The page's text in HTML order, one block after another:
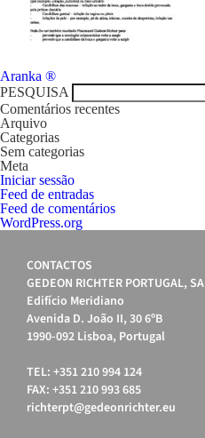
FAMA
Navegação
de
artigos
Aranka ®
PESQUISA
Comentários recentes
Arquivo
Categorias
Sem categorias
Meta
Iniciar sessão
Feed de entradas
Feed de comentários
WordPress.org
CONTACTOS
GEDEON RICHTER PORTUGAL, SA
Edifício Meridiano
Avenida D. João II, 30 6ºB
1990-092 Lisboa, Portugal
TEL: +351 210 994 124
FAX: +351 210 993 685
richterpt@gedeonrichter.eu